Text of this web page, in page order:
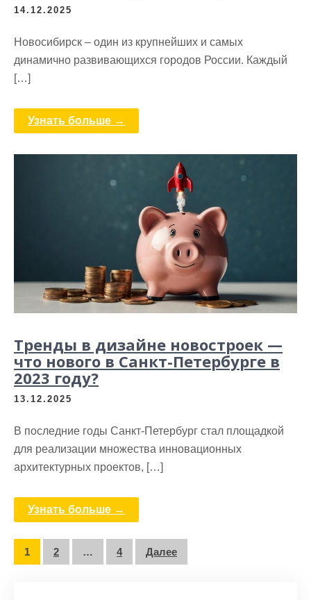
14.12.2025
Новосибирск – один из крупнейших и самых
динамично развивающихся городов России. Каждый
[…]
Узнать больше →
Тренды в дизайне новостроек —
что нового в Санкт-Петербурге в
2023 году?
13.12.2025
В последние годы Санкт-Петербург стал площадкой
для реализации множества инновационных
архитектурных проектов, […]
Узнать больше →
Пагинация
1 2 … 4 Далее